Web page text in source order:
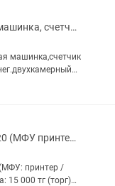
Ntegra--Счетная машинка, счетчик банкнот сортировщик ,счетчик денег-Алматы
машинка,счетчик
4 валюты
счетные
Samsung SCX-4220 (МФУ принтер / сканер / копир)
принтер /